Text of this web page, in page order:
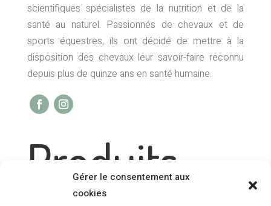
Gérer le consentement aux
cookies
scientifiques spécialistes de la nutrition et de la
santé au naturel. Passionnés de chevaux et de
sports équestres, ils ont décidé de mettre à la
disposition des chevaux leur savoir-faire reconnu
depuis plus de quinze ans en santé humaine.
Produits
Articulations cheval